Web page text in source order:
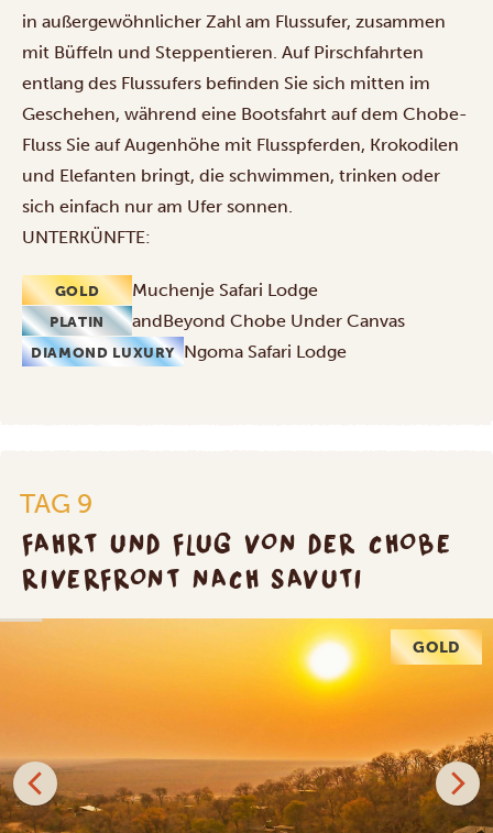
in außergewöhnlicher Zahl am Flussufer, zusammen
mit Büffeln und Steppentieren. Auf Pirschfahrten
entlang des Flussufers befinden Sie sich mitten im
Geschehen, während eine Bootsfahrt auf dem Chobe-
Fluss Sie auf Augenhöhe mit Flusspferden, Krokodilen
und Elefanten bringt, die schwimmen, trinken oder
sich einfach nur am Ufer sonnen.
UNTERKÜNFTE:
GOLD Muchenje Safari Lodge
PLATIN andBeyond Chobe Under Canvas
DIAMOND LUXURY Ngoma Safari Lodge
TAG 9
FAHRT UND FLUG VON DER CHOBE
RIVERFRONT NACH SAVUTI
GOLD